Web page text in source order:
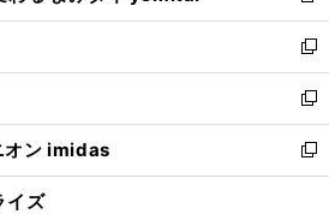
開
く
ウ
で
開
く
ン
ド
ウ
で
開
く
ウ
ィ
ン
ド
ウ
で
開
し
い
ウ
ィ
ン
ド
ウ
新
し
い
ウ
ィ
ン
新
し
い
ウ
オン imidas
新
し
イズ